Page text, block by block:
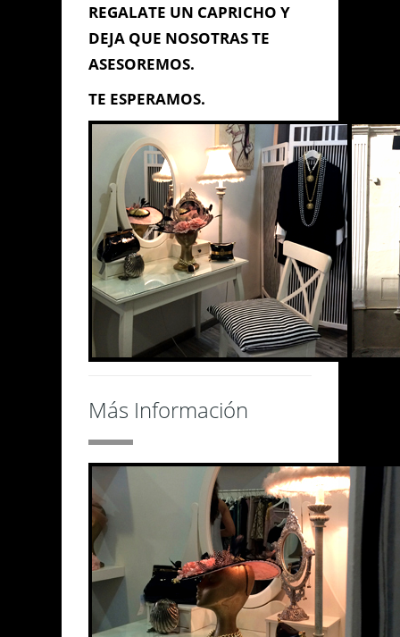
REGALATE UN CAPRICHO Y
DEJA QUE NOSOTRAS TE
ASESOREMOS.
TE ESPERAMOS.
Más Información